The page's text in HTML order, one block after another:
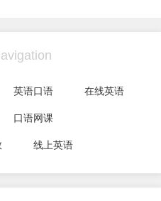
英语口语 在线英语
口语网课
线上英语